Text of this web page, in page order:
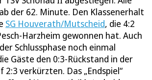
der 62. Minute. Den Klassenerhalt
SG Houverath/Mutscheid, die 4:2
Harzheim gewonnen hat. Auch
Schlussphase noch einmal
Gäste den 0:3-Rückstand in der
2:3 verkürzten. Das „Endspiel“